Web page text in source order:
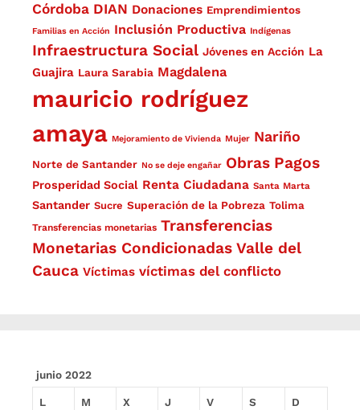
Córdoba DIAN Donaciones Emprendimientos
Familias en Acción Inclusión Productiva Indígenas
Infraestructura Social Jóvenes en Acción La
Guajira Laura Sarabia Magdalena
mauricio rodríguez
amaya Mejoramiento de Vivienda Mujer Nariño
Norte de Santander No se deje engañar Obras Pagos
Prosperidad Social Renta Ciudadana Santa Marta
Santander Sucre Superación de la Pobreza Tolima
Transferencias monetarias Transferencias
Monetarias Condicionadas Valle del
Cauca Víctimas víctimas del conflicto
junio 2022
L M X J V S D